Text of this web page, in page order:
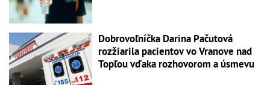
Dobrovoľníčka Darina Pačutová
rozžiarila pacientov vo Vranove nad
Topľou vďaka rozhovorom a úsmevu